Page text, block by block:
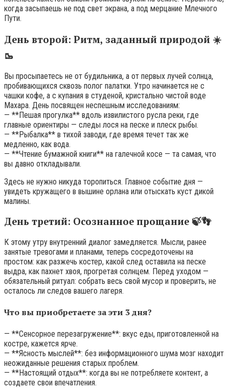
когда засыпаешь не под свет экрана, а под мерцание Млечного
Пути.
День второй: Ритм, заданный природой ☀️
🥾
Вы просыпаетесь не от будильника, а от первых лучей солнца,
пробивающихся сквозь полог палатки. Утро начинается не с
чашки кофе, а с купания в студеной, кристально чистой воде
Махара. День посвящен неспешным исследованиям:
— **Пешая прогулка** вдоль извилистого русла реки, где
главные ориентиры — следы лося на песке и плеск рыбы.
— **Рыбалка** в тихой заводи, где время течет так же
медленно, как вода.
— **Чтение бумажной книги** на галечной косе — та самая, что
вы давно откладывали.
Здесь не нужно никуда торопиться. Главное событие дня —
увидеть кружащего в вышине орлана или отыскать куст дикой
малины.
День третий: Осознанное прощание 🍃👣
К этому утру внутренний диалог замедляется. Мысли, ранее
занятые тревогами и планами, теперь сосредоточены на
простом: как разжечь костер, какой след оставила на песке
выдра, как пахнет хвоя, прогретая солнцем. Перед уходом —
обязательный ритуал: собрать весь свой мусор и проверить, не
осталось ли следов вашего лагеря.
Что вы приобретаете за эти 3 дня?
— **Сенсорное перезагружение**: вкус еды, приготовленной на
костре, кажется ярче.
— **Ясность мыслей**: без информационного шума мозг находит
неожиданные решения старых проблем.
— **Настоящий отдых**: когда вы не потребляете контент, а
создаете свои впечатления.